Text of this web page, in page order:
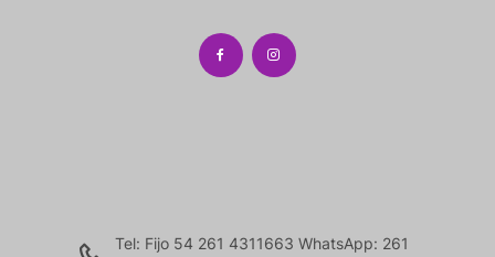
Tel: Fijo 54 261 4311663 WhatsApp: 261